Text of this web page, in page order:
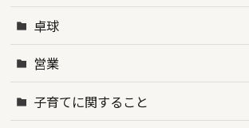
卓球
営業
子育てに関すること